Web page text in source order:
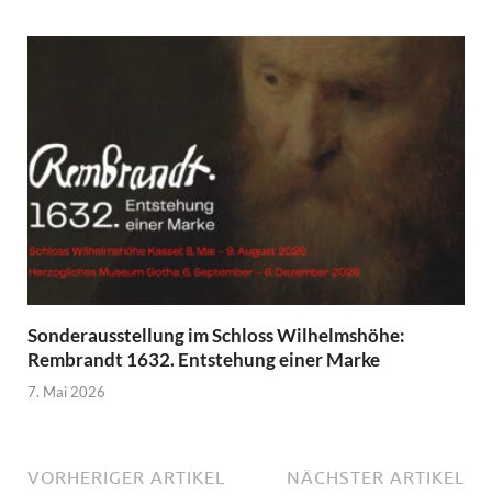
Sonderausstellung im Schloss Wilhelmshöhe:
Rembrandt 1632. Entstehung einer Marke
7. Mai 2026
VORHERIGER ARTIKEL NÄCHSTER ARTIKEL